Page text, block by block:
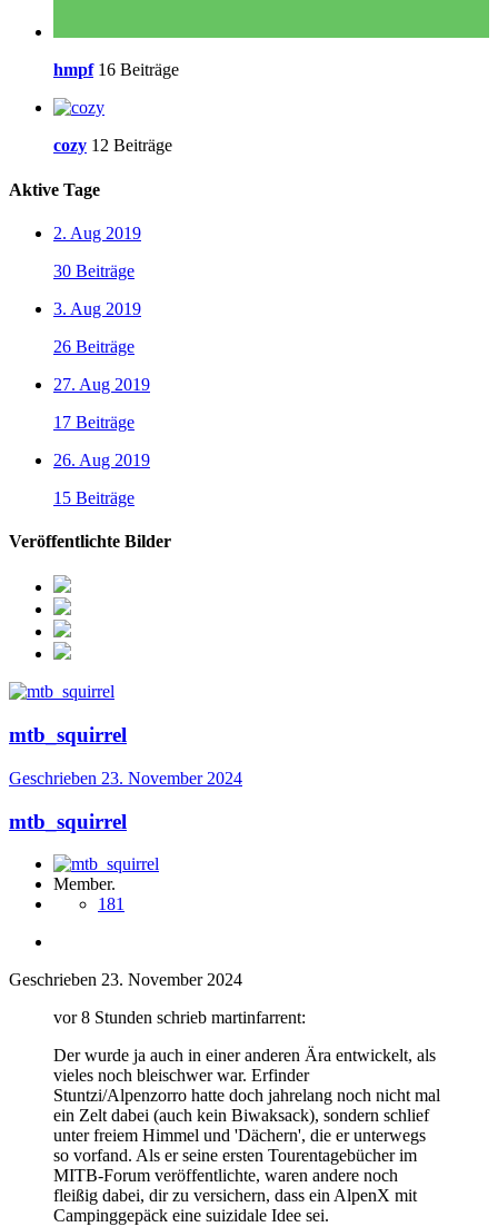
hmpf 16 Beiträge
cozy 12 Beiträge
Aktive Tage
2. Aug 2019
30 Beiträge
3. Aug 2019
26 Beiträge
27. Aug 2019
17 Beiträge
26. Aug 2019
15 Beiträge
Veröffentlichte Bilder
mtb_squirrel
Geschrieben 23. November 2024
mtb_squirrel
Member.
181
Geschrieben 23. November 2024
vor 8 Stunden schrieb martinfarrent:
Der wurde ja auch in einer anderen Ära entwickelt, als
vieles noch bleischwer war. Erfinder
Stuntzi/Alpenzorro hatte doch jahrelang noch nicht mal
ein Zelt dabei (auch kein Biwaksack), sondern schlief
unter freiem Himmel und 'Dächern', die er unterwegs
so vorfand. Als er seine ersten Tourentagebücher im
MITB-Forum veröffentlichte, waren andere noch
fleißig dabei, dir zu versichern, dass ein AlpenX mit
Campinggepäck eine suizidale Idee sei.